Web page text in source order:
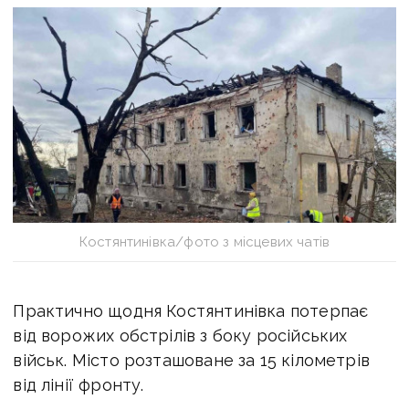
Костянтинівка/фото з місцевих чатів
Практично щодня Костянтинівка потерпає
від ворожих обстрілів з боку російських
військ. Місто розташоване за 15 кілометрів
від лінії фронту.